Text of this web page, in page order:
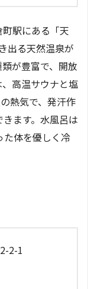
駅にある「天
出る天然温泉が
が豊富で、開放
高温サウナと塩
熱気で、発汗作
ます。水風呂は
体を優しく冷
2-1